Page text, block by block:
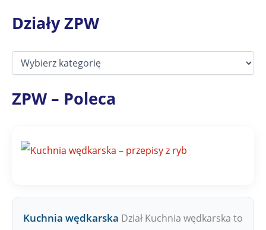
Działy ZPW
D
a
łZPW – Poleca
Kuchnia wędkarska Dział Kuchnia wędkarska to